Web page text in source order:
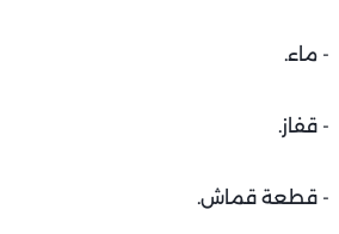
- ماء.
- قفاز.
- قطعة قماش.